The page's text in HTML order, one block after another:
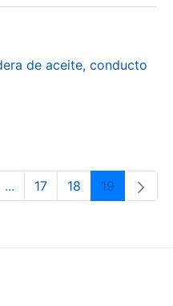
de aceite, conducto
...Páxinas intermedias Use
Páxina
17 Páxina
18 Páxina
19